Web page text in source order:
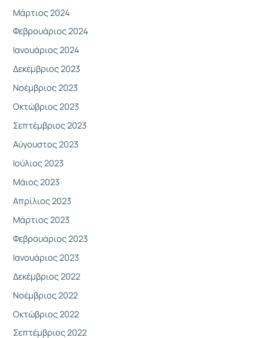
Μάρτιος 2024
Φεβρουάριος 2024
Ιανουάριος 2024
Δεκέμβριος 2023
Νοέμβριος 2023
Οκτώβριος 2023
Σεπτέμβριος 2023
Αύγουστος 2023
Ιούλιος 2023
Μάιος 2023
Απρίλιος 2023
Μάρτιος 2023
Φεβρουάριος 2023
Ιανουάριος 2023
Δεκέμβριος 2022
Νοέμβριος 2022
Οκτώβριος 2022
Σεπτέμβριος 2022